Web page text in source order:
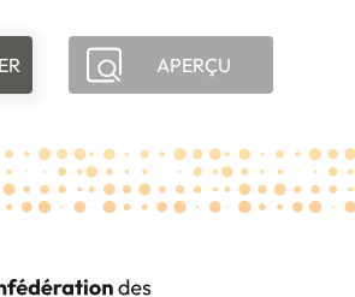
APERÇU